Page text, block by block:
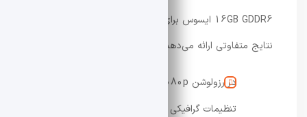
16GB GDDR6 ایسوس برای سناریوهای مختلف گیمینگ
نتایج متفاوتی ارائه می‌دهد:
تنظیمات گرافیکی بالا